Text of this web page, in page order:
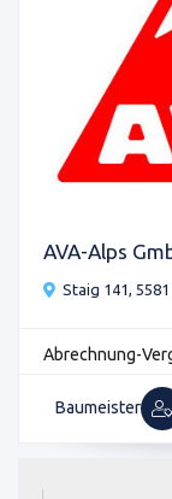
AVA-Alps
Staig 141,
Abrechnung-
Baumeister